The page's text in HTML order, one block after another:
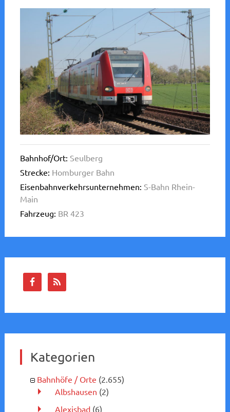
Bahnhof/Ort: Seulberg
Strecke: Homburger Bahn
Eisenbahnverkehrsunternehmen: S-Bahn Rhein-
Main
Fahrzeug: BR 423
Kategorien
Bahnhöfe / Orte (2.655)
Albshausen (2)
Alexisbad(6)